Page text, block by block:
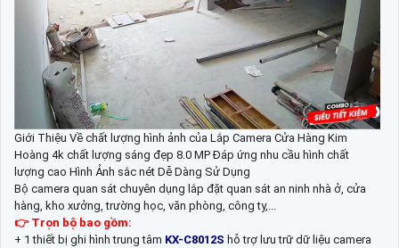
Giới Thiệu Về chất lượng hình ảnh của Lắp Camera Cửa Hàng Kim
Hoàng 4k chất lượng sáng đẹp 8.0 MP Đáp ứng nhu cầu hình chất
lượng cao Hình Ảnh sắc nét Dễ Dàng Sử Dụng
Bộ camera quan sát chuyên dụng lắp đặt quan sát an ninh nhà ở, cửa
hàng, kho xưởng, trường học, văn phòng, công ty,...
👉 Trọn bộ bao gồm:
+ 1 thiết bị ghi hình trung tâm KX-C8012S hỗ trợ lưu trữ dữ liệu camera